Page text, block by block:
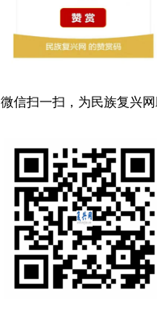
微信扫一扫，为民族复兴网